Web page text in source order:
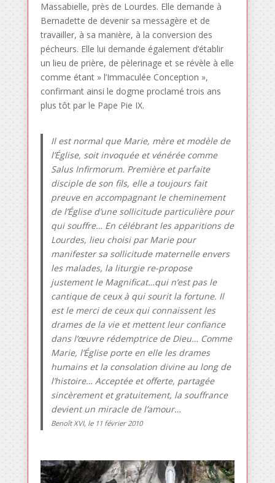
Massabielle, près de Lourdes. Elle demande à
Bernadette de devenir sa messagère et de
travailler, à sa manière, à la conversion des
pécheurs. Elle lui demande également d’établir
un lieu de prière, de pèlerinage et se révèle à elle
comme étant » l’Immaculée Conception »,
confirmant ainsi le dogme proclamé trois ans
plus tôt par le Pape Pie IX.
Il est normal que Marie, mère et modèle de
l’Église, soit invoquée et vénérée comme
Salus Infirmorum. Première et parfaite
disciple de son fils, elle a toujours fait
preuve en accompagnant le cheminement
de l’Église d’une sollicitude particulière pour
qui souffre… En célébrant les apparitions de
Lourdes, lieu choisi par Marie pour
manifester sa sollicitude maternelle envers
les malades, la liturgie re-propose
justement le Magnificat…qui n’est pas le
cantique de ceux à qui sourit la fortune. Il
est le merci de ceux qui connaissent les
drames de la vie et mettent leur confiance
dans l’œuvre rédemptrice de Dieu… Comme
Marie, l’Église porte en elle les drames
humains et la consolation divine au long de
l’histoire… Acceptée et offerte, partagée
sincèrement et gratuitement, la souffrance
devient un miracle de l’amour…
Benoît XVI, le 11 février 2010